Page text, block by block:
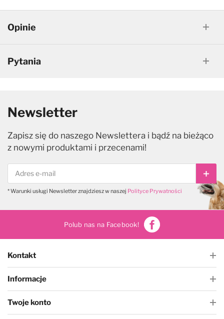
Opinie
Pytania
Newsletter
Zapisz się do naszego Newslettera i bądź na bieżąco
z nowymi produktami i przecenami!
* Warunki usługi Newsletter znajdziesz w naszej Polityce Prywatności
Polub nas na Facebook!
Kontakt
Informacje
Twoje konto